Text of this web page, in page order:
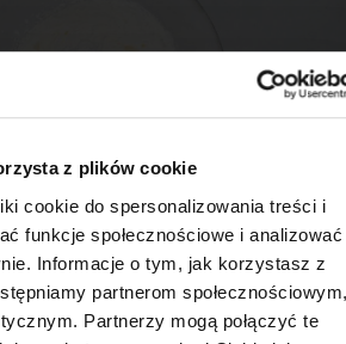
z plików cookie
cookie do spersonalizowania treści i
funkcje społecznościowe i analizować
Informacje o tym, jak korzystasz z
partnerom społecznościowym,
Partnerzy mogą połączyć te
×